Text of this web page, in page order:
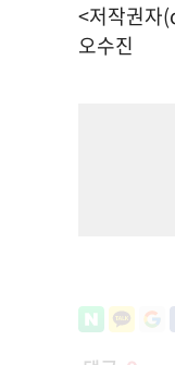
<저작권자
오수진